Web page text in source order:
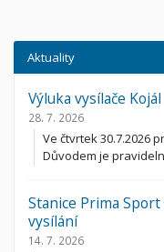
Aktuality
Výluka vysílače Kojál
28. 7. 2026
Ve čtvrtek 30.7.2026
Důvodem je
Stanice Prima
vysílání
14. 7. 2026